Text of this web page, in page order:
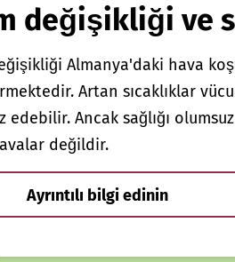
değişikliği ve
Almanya'daki hava
Artan sıcaklıklar
edebilir. Ancak sağlığı
değildir.
Ayrıntılı bilgi edinin